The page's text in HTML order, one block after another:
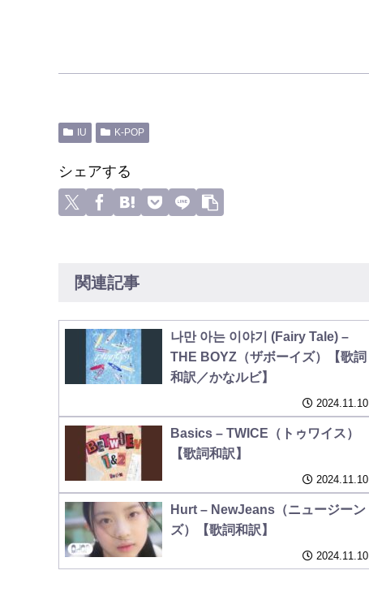
IU K-POP
シェアする
関連記事
나만 아는 이야기 (Fairy Tale) –
THE BOYZ（ザボーイズ）【歌詞
和訳／かなルビ】
2024.11.10
Basics – TWICE（トゥワイス）
【歌詞和訳】
2024.11.10
Hurt – NewJeans（ニュージーン
ズ）【歌詞和訳】
2024.11.10